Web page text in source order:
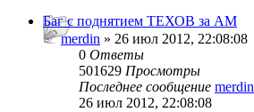
Баг с поднятием ТЕХОВ за АМ
merdin » 26 июл 2012, 22:08:08
0 Ответы
501629 Просмотры
Последнее сообщение merdin
26 июл 2012, 22:08:08